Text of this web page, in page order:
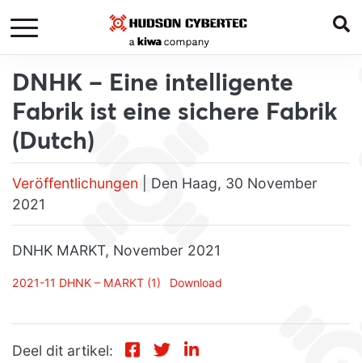
DNHK – Eine intelligente
Fabrik ist eine sichere Fabrik
(Dutch)
Veröffentlichungen | Den Haag, 30 November
2021
DNHK MARKT, November 2021
2021-11 DHNK – MARKT (1) Download
Deel dit artikel: